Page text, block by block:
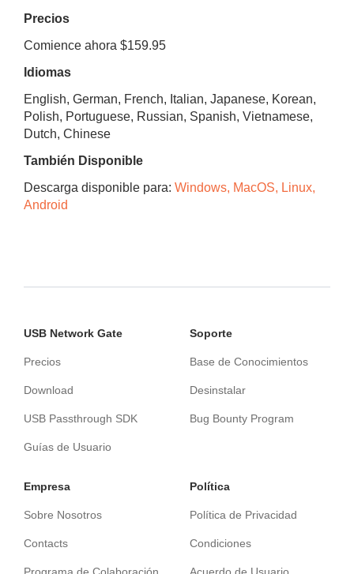
Precios
Comience ahora $159.95
Idiomas
English, German, French, Italian, Japanese, Korean,
Polish, Portuguese, Russian, Spanish, Vietnamese,
Dutch, Chinese
También Disponible
Descarga disponible para: Windows, MacOS, Linux,
Android
USB Network Gate
Precios
Download
USB Passthrough SDK
Guías de Usuario
Soporte
Base de Conocimientos
Desinstalar
Bug Bounty Program
Empresa
Sobre Nosotros
Contacts
Política
Política de Privacidad
Condiciones